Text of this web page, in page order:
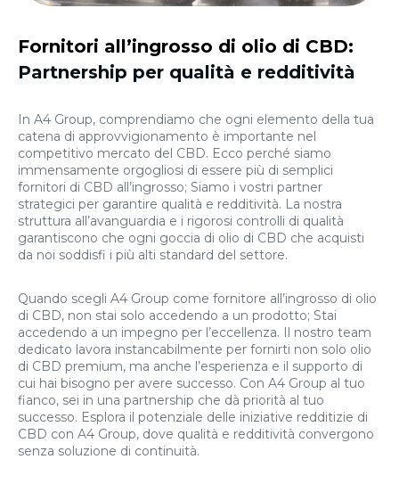
Fornitori all’ingrosso di olio di CBD:
Partnership per qualità e redditività
In A4 Group, comprendiamo che ogni elemento della tua
catena di approvvigionamento è importante nel
competitivo mercato del CBD. Ecco perché siamo
immensamente orgogliosi di essere più di semplici
fornitori di CBD all’ingrosso; Siamo i vostri partner
strategici per garantire qualità e redditività. La nostra
struttura all’avanguardia e i rigorosi controlli di qualità
garantiscono che ogni goccia di olio di CBD che acquisti
da noi soddisfi i più alti standard del settore.
Quando scegli A4 Group come fornitore all’ingrosso di olio
di CBD, non stai solo accedendo a un prodotto; Stai
accedendo a un impegno per l’eccellenza. Il nostro team
dedicato lavora instancabilmente per fornirti non solo olio
di CBD premium, ma anche l’esperienza e il supporto di
cui hai bisogno per avere successo. Con A4 Group al tuo
fianco, sei in una partnership che dà priorità al tuo
successo. Esplora il potenziale delle iniziative redditizie di
CBD con A4 Group, dove qualità e redditività convergono
senza soluzione di continuità.